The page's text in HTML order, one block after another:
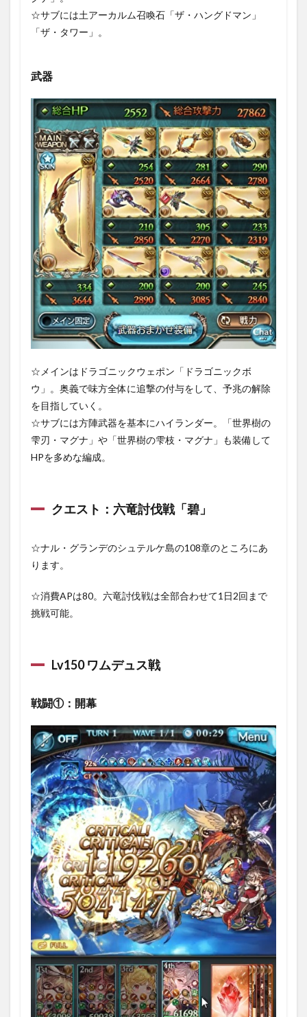
め
☆サブには土アーカルム召喚石「ザ・ハングドマン」
「ザ・タワー」。
武器
☆メインはドラゴニックウェポン「ドラゴニックボ
ウ」。奥義で味方全体に追撃の付与をして、予兆の解除
を目指していく。
☆サブには方陣武器を基本にハイランダー。「世界樹の
雫刃・マグナ」や「世界樹の雫枝・マグナ」も装備して
HPを多めな編成。
クエスト：六竜討伐戦「碧」
☆ナル・グランデのシュテルケ島の108章のところにあ
ります。
☆消費APは80。六竜討伐戦は全部合わせて1日2回まで
挑戦可能。
Lv150 ワムデュス戦
戦闘①：開幕